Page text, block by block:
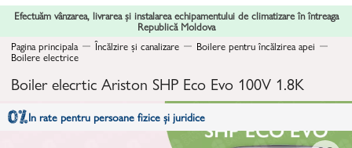
Efectuăm vânzarea, livrarea și instalarea echipamentului de climatizare în întreaga
Republică Moldova
Pagina principala
Încălzire și canalizare Boilere pentru încălzirea apei
Boilere electrice
Boiler elecrtic Ariston SHP Eco Evo 100V 1.8K
In rate pentru persoane fizice și juridice